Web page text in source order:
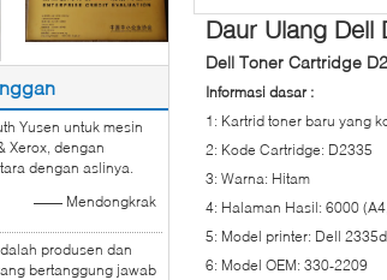
Yusen untuk mesin
Xerox, dengan
dengan aslinya.
—— Mendongkrak
produsen dan
bertanggung jawab
Daur Ulang Dell
Dell Toner Cartridge
Informasi dasar :
1: Kartrid toner baru yang
2: Kode Cartridge: D2335
3: Warna: Hitam
4: Halaman Hasil: 6000
5: Model printer: Dell
6: Model OEM: 330-2209